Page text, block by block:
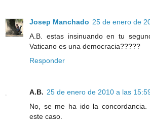
Josep Manchado 25 de enero de
A.B. estas insinuando en tu
Vaticano es una democracia?????
Responder
A.B. 25 de enero de 2010 a las
No, se me ha ido la
este caso.